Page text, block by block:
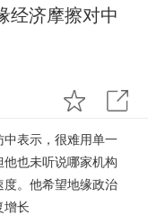
经济摩擦对中
表示，很难用单一
也未听说哪家机构
。他希望地缘政治
增长